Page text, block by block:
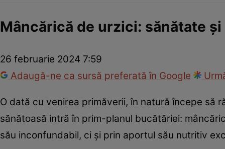
Mâncărică de urzici: sănătate
26 februarie 2024 7:59
Adaugă-ne ca sursă preferată în Google
O dată cu venirea primăverii, în natură începe să
sănătoasă intră în prim-planul bucătăriei:
său inconfundabil, ci și prin aportul său nutritiv